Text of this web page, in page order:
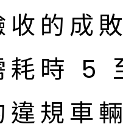
收的成
耗時 5
違規車